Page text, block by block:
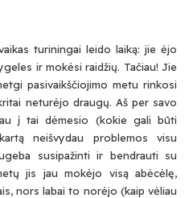
turiningai leido laiką: jie ėjo
ir mokėsi raidžių. Tačiau! Jie
pasivaikščiojimo metu rinkosi
neturėjo draugų. Aš per savo
į tai dėmesio (kokie gali būti
neišvydau problemos visu
susipažinti ir bendrauti su
jis jau mokėjo visą abėcėlę,
nors labai to norėjo (kaip vėliau